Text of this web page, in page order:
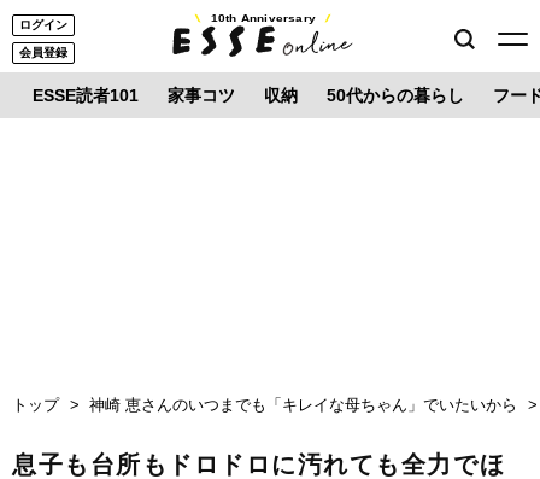
ログイン
会員登録
10th Anniversary
ESSE読者101 家事コツ 収納 50代からの暮らし フー
トップ 神崎 恵さんのいつまでも「キレイな母ちゃん」でいたいから
息子も台所もドロドロに汚れても全力でほ